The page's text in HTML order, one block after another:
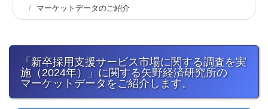
マーケットデータのご紹介
「新卒採用支援サービス市場に関する調査を実
施（2024年）」に関する矢野経済研究所の
マーケットデータをご紹介します。